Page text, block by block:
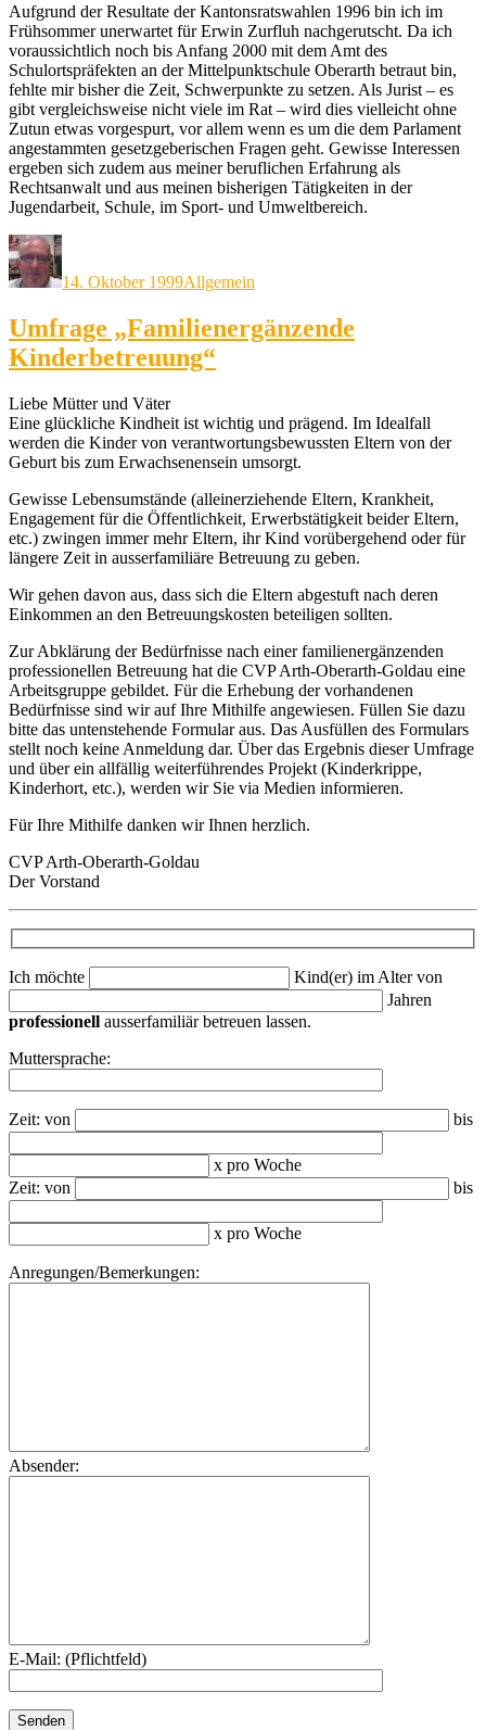
Aufgrund der Resultate der Kantonsratswahlen 1996 bin ich im
Frühsommer unerwartet für Erwin Zurfluh nachgerutscht. Da ich
voraussichtlich noch bis Anfang 2000 mit dem Amt des
Schulortspräfekten an der Mittelpunktschule Oberarth betraut bin,
fehlte mir bisher die Zeit, Schwerpunkte zu setzen. Als Jurist – es
gibt vergleichsweise nicht viele im Rat – wird dies vielleicht ohne
Zutun etwas vorgespurt, vor allem wenn es um die dem Parlament
angestammten gesetzgeberischen Fragen geht. Gewisse Interessen
ergeben sich zudem aus meiner beruflichen Erfahrung als
Rechtsanwalt und aus meinen bisherigen Tätigkeiten in der
Jugendarbeit, Schule, im Sport- und Umweltbereich.
Autor
Veröffentlicht
am
14. Oktober 1999Allgemein
Umfrage „Familienergänzende
Kinderbetreuung“
Liebe Mütter und Väter
Eine glückliche Kindheit ist wichtig und prägend. Im Idealfall
werden die Kinder von verantwortungsbewussten Eltern von der
Geburt bis zum Erwachsenensein umsorgt.
Gewisse Lebensumstände (alleinerziehende Eltern, Krankheit,
Engagement für die Öffentlichkeit, Erwerbstätigkeit beider Eltern,
etc.) zwingen immer mehr Eltern, ihr Kind vorübergehend oder für
längere Zeit in ausserfamiliäre Betreuung zu geben.
Wir gehen davon aus, dass sich die Eltern abgestuft nach deren
Einkommen an den Betreuungskosten beteiligen sollten.
Zur Abklärung der Bedürfnisse nach einer familienergänzenden
professionellen Betreuung hat die CVP Arth-Oberarth-Goldau eine
Arbeitsgruppe gebildet. Für die Erhebung der vorhandenen
Bedürfnisse sind wir auf Ihre Mithilfe angewiesen. Füllen Sie dazu
bitte das untenstehende Formular aus. Das Ausfüllen des Formulars
stellt noch keine Anmeldung dar. Über das Ergebnis dieser Umfrage
und über ein allfällig weiterführendes Projekt (Kinderkrippe,
Kinderhort, etc.), werden wir Sie via Medien informieren.
Für Ihre Mithilfe danken wir Ihnen herzlich.
CVP Arth-Oberarth-Goldau
Der Vorstand
Ich möchte
Kind(er) im Alter von
Jahren
professionell ausserfamiliär betreuen lassen.
Muttersprache:
Zeit: von bis
x pro Woche
Zeit: von
bis
x pro Woche
Anregungen/Bemerkungen:
Absender:
E-Mail: (Pflichtfeld)